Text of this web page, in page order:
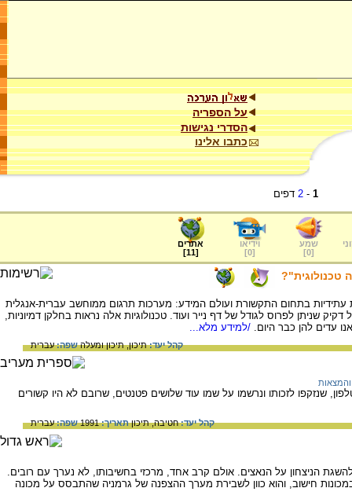
על הספריה
הסדרי נגישות
כתבו אלינו
1
-
2 דפים
שמע
[
0
]
וידיאו
[
0
]
אתרים
[
11
]
עתידיות בתחום התקשורת ועולם המידע: מערכות תרגום ממוחשב עברית-אנגלית
שניתן לפרוס לגודל של דף נייר ועוד. טכנולוגיות אלה נראות בחלקן דמיוניות,
עדים להן כבר היום. /למידע מלא...
קהל יעד:תיכון,תיכון ומעלהשפה:עברית
והמצאות
שנזקפו לזכותו ונרשמו על שמו עוד שלושים פטנטים, שרובם לא היו קשורים
קהל יעד:חטיבה,תיכוןתאריך:1991 שפה:עברית
הניצחון על הנאצים. אולם קרב אחד, מרכזי בחשיבותו, לא נערך עם רובים.
חישוב, והוא כוון לשבירת מערך ההצפנה של גרמניה שהתבסס על מכונה